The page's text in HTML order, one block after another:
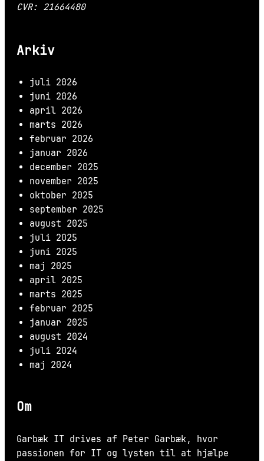
CVR: 21664480
Arkiv
juli 2026
juni 2026
april 2026
marts 2026
februar 2026
januar 2026
december 2025
november 2025
oktober 2025
september 2025
august 2025
juli 2025
juni 2025
maj 2025
april 2025
marts 2025
februar 2025
januar 2025
august 2024
juli 2024
maj 2024
Om
Garbæk IT drives af Peter Garbæk, hvor
passionen for IT og lysten til at hjælpe